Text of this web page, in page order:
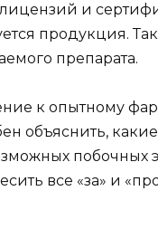
и
продукция.
препарата.
к опытному
объяснить,
побочных
все «за» и